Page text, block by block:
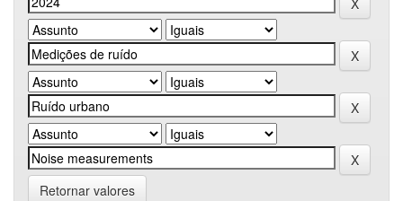
Retornar valores